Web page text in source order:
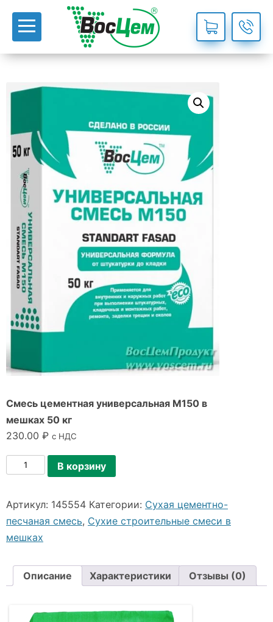
Смесь цементная универсальная М150 в
мешках 50 кг
230.00 ₽ с НДС
Количество
цементная
универсальная
М150
мешках
В корзину
Артикул: 145554 Категории: Сухая цементно-
песчаная смесь, Сухие строительные смеси в
мешках
Описание Характеристики Отзывы (0)